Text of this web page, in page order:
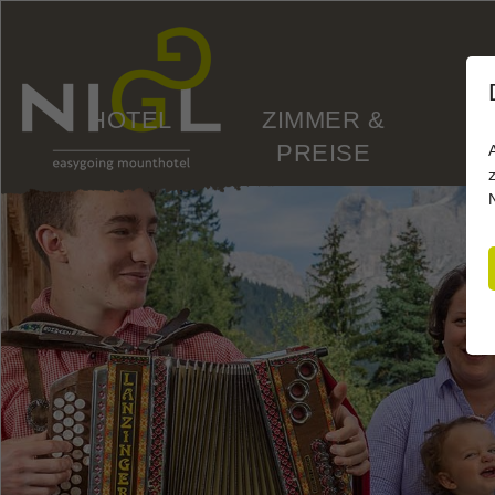
HOTEL
ZIMMER &
PREISE